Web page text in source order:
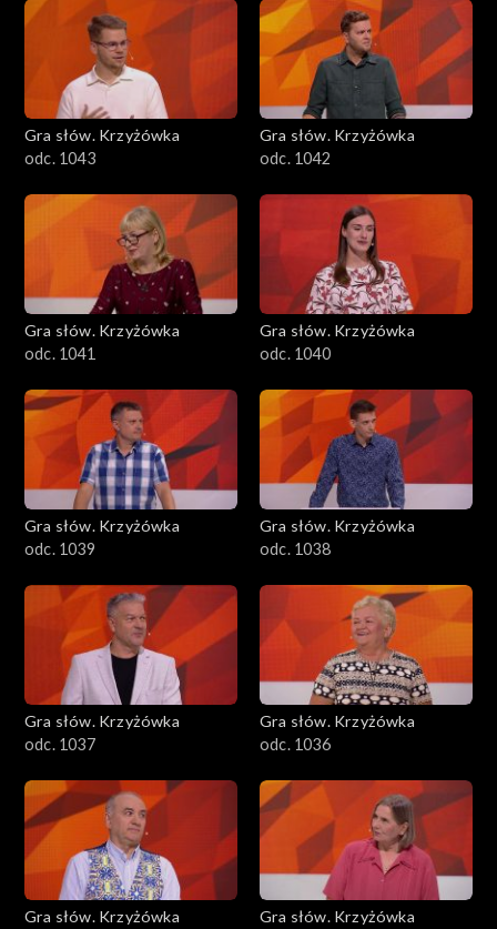
Gra słów. Krzyżówka
odc. 1043
Gra słów. Krzyżówka
odc. 1042
Gra słów. Krzyżówka
odc. 1041
Gra słów. Krzyżówka
odc. 1040
Gra słów. Krzyżówka
odc. 1039
Gra słów. Krzyżówka
odc. 1038
Gra słów. Krzyżówka
odc. 1037
Gra słów. Krzyżówka
odc. 1036
Gra słów. Krzyżówka
Gra słów. Krzyżówka